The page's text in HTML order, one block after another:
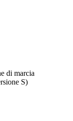
di marcia
S)